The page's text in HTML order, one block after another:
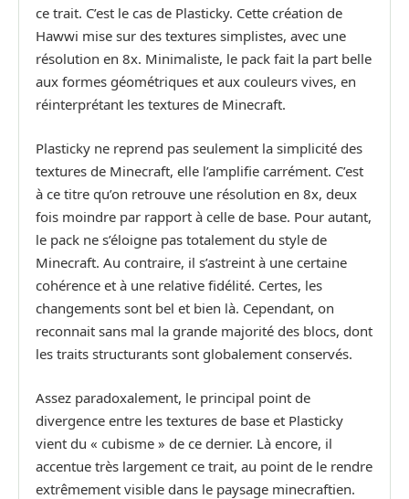
ce trait. C’est le cas de Plasticky. Cette création de
Hawwi mise sur des textures simplistes, avec une
résolution en 8x. Minimaliste, le pack fait la part belle
aux formes géométriques et aux couleurs vives, en
réinterprétant les textures de Minecraft.
Plasticky ne reprend pas seulement la simplicité des
textures de Minecraft, elle l’amplifie carrément. C’est
à ce titre qu’on retrouve une résolution en 8x, deux
fois moindre par rapport à celle de base. Pour autant,
le pack ne s’éloigne pas totalement du style de
Minecraft. Au contraire, il s’astreint à une certaine
cohérence et à une relative fidélité. Certes, les
changements sont bel et bien là. Cependant, on
reconnait sans mal la grande majorité des blocs, dont
les traits structurants sont globalement conservés.
Assez paradoxalement, le principal point de
divergence entre les textures de base et Plasticky
vient du « cubisme » de ce dernier. Là encore, il
accentue très largement ce trait, au point de le rendre
extrêmement visible dans le paysage minecraftien.